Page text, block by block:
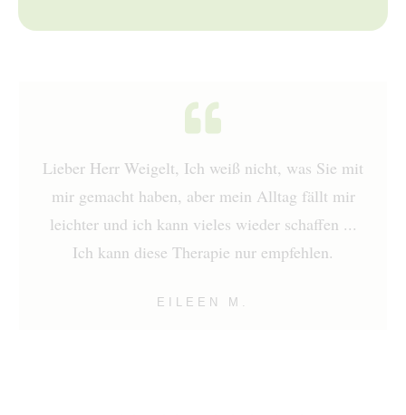
Lieber Herr Weigelt, Ich weiß nicht, was Sie mit
mir gemacht haben, aber mein Alltag fällt mir
leichter und ich kann vieles wieder schaffen ...
Ich kann diese Therapie nur empfehlen.
EILEEN M.